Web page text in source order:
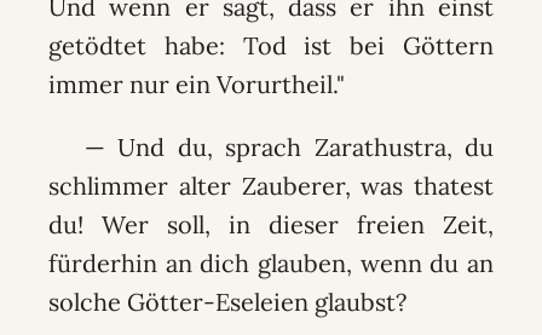
Und wenn er sagt, dass er ihn einst
getödtet habe: Tod ist bei Göttern
immer nur ein Vorurtheil."
— Und du, sprach Zarathustra, du
schlimmer alter Zauberer, was thatest
du! Wer soll, in dieser freien Zeit,
fürderhin an dich glauben, wenn du an
solche Götter-Eseleien glaubst?